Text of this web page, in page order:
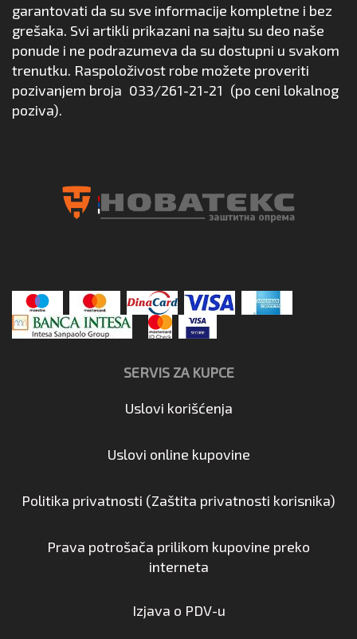
garantovati da su sve informacije kompletne i bez
grešaka. Svi artikli prikazani na sajtu su deo naše
ponude i ne podrazumeva da su dostupni u svakom
trenutku. Raspoloživost robe možete proveriti
pozivanjem broja 033/261-21-21 (po ceni lokalnog
poziva).
SERVIS ZA KUPCE
Uslovi korišćenja
Uslovi online kupovine
Politika privatnosti (Zaštita privatnosti korisnika)
Prava potrošača prilikom kupovine preko
interneta
Izjava o PDV-u